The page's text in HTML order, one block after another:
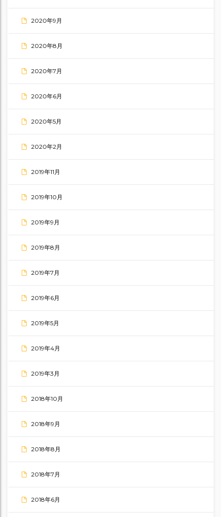
2020年9月
2020年8月
2020年7月
2020年6月
2020年5月
2020年2月
2019年11月
2019年10月
2019年9月
2019年8月
2019年7月
2019年6月
2019年5月
2019年4月
2019年3月
2018年10月
2018年9月
2018年8月
2018年7月
2018年6月